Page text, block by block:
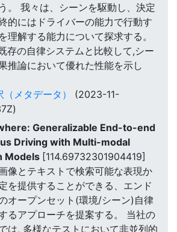
。 我々は、シーンを駆動し、決定
的にはドライバーの能力で行動す
理解する能力について探求する。
存の自律システムと比較して,シー
推論において優れた性能を示し
メタデータ）
(2023-11-
Generalizable End-to-end
Driving with Multi-modal
Models [114.69732301904419]
像とテキストで検索可能な表現か
を提供することができる、エンド
オープンセット(環境/シーン)自律
るアプローチを提案する。 当社の
は, 多様なテストにおいて非並列的